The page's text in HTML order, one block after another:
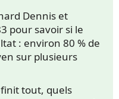
Dennis et
pour savoir si le
: environ 80 % de
sur plusieurs
tout, quels